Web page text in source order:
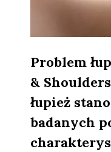
Problem
&
łupież
badanych